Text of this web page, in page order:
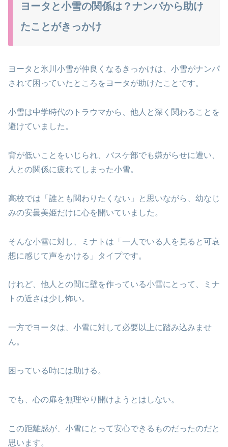
ヨータと小雪の関係は？ナンパから助け
たことがきっかけ
ヨータと氷川小雪が仲良くなるきっかけは、小雪がナンパ
されて困っていたところをヨータが助けたことです。
小雪は中学時代のトラウマから、他人と深く関わることを
避けていました。
背が低いことをいじられ、バスケ部でも嫌がらせに遭い、
人との関係に疲れてしまった小雪。
高校では「誰とも関わりたくない」と思いながら、幼なじ
みの安曇美姫だけに心を開いていました。
そんな小雪に対し、ミナトは「一人でいる人を見ると可哀
想に感じて声をかける」タイプです。
けれど、他人との間に壁を作っている小雪にとって、ミナ
トの近さは少し怖い。
一方でヨータは、小雪に対して必要以上に踏み込みませ
ん。
困っている時には助ける。
でも、心の扉を無理やり開けようとはしない。
この距離感が、小雪にとって安心できるものだったのだと
思います。